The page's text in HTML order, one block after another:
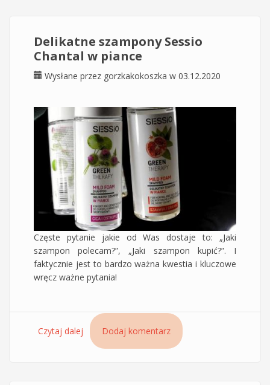
Delikatne szampony Sessio
Chantal w piance
Wysłane przez gorzkakokoszka w 03.12.2020
Częste pytanie jakie od Was dostaje to: „Jaki
szampon polecam?”, „Jaki szampon kupić?”. I
faktycznie jest to bardzo ważna kwestia i kluczowe
wręcz ważne pytania!
Czytaj dalej wpis Delikatne szampony Sessio Chantal w
piance
Dodaj komentarz